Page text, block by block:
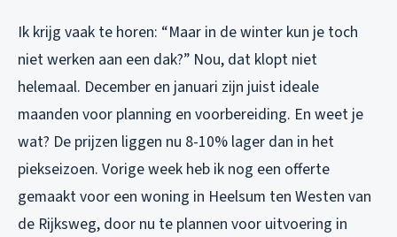
Ik krijg vaak te horen: “Maar in de winter kun je toch
niet werken aan een dak?” Nou, dat klopt niet
helemaal. December en januari zijn juist ideale
maanden voor planning en voorbereiding. En weet je
wat? De prijzen liggen nu 8-10% lager dan in het
piekseizoen. Vorige week heb ik nog een offerte
gemaakt voor een woning in Heelsum ten Westen van
de Rijksweg, door nu te plannen voor uitvoering in